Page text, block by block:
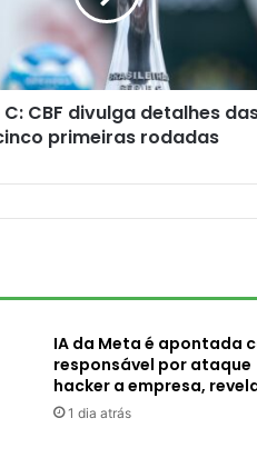
C: CBF divulga detalhes
primeiras rodadas
IA da Meta é apontada
responsável por ataque
hacker a empresa,
1 dia atrás